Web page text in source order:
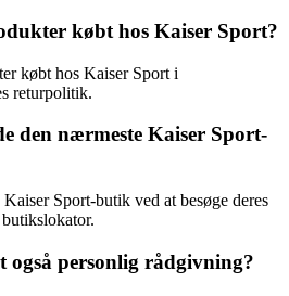
købt hos Kaiser Sport?
købt hos Kaiser Sport i
returpolitik.
den nærmeste Kaiser Sport-
Sport-butik ved at besøge deres
personlig rådgivning?